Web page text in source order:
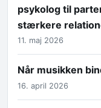
psykolog til
stærkere
11. maj 2026
Når musikken
16. april 2026